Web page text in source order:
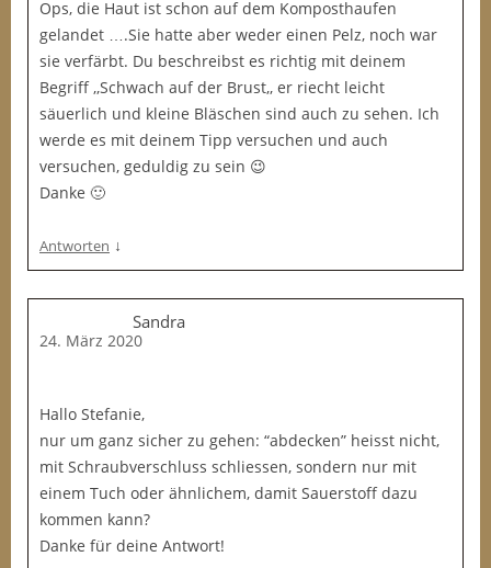
Ops, die Haut ist schon auf dem Komposthaufen
gelandet ….Sie hatte aber weder einen Pelz, noch war
sie verfärbt. Du beschreibst es richtig mit deinem
Begriff ,,Schwach auf der Brust,, er riecht leicht
säuerlich und kleine Bläschen sind auch zu sehen. Ich
werde es mit deinem Tipp versuchen und auch
versuchen, geduldig zu sein 😉
Danke 🙂
Antworten ↓
Sandra
24. März 2020
Hallo Stefanie,
nur um ganz sicher zu gehen: “abdecken” heisst nicht,
mit Schraubverschluss schliessen, sondern nur mit
einem Tuch oder ähnlichem, damit Sauerstoff dazu
kommen kann?
Danke für deine Antwort!